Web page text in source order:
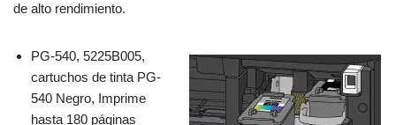
de alto rendimiento.
PG-540, 5225B005,
cartuchos de tinta PG-
540 Negro, Imprime
hasta 180 páginas